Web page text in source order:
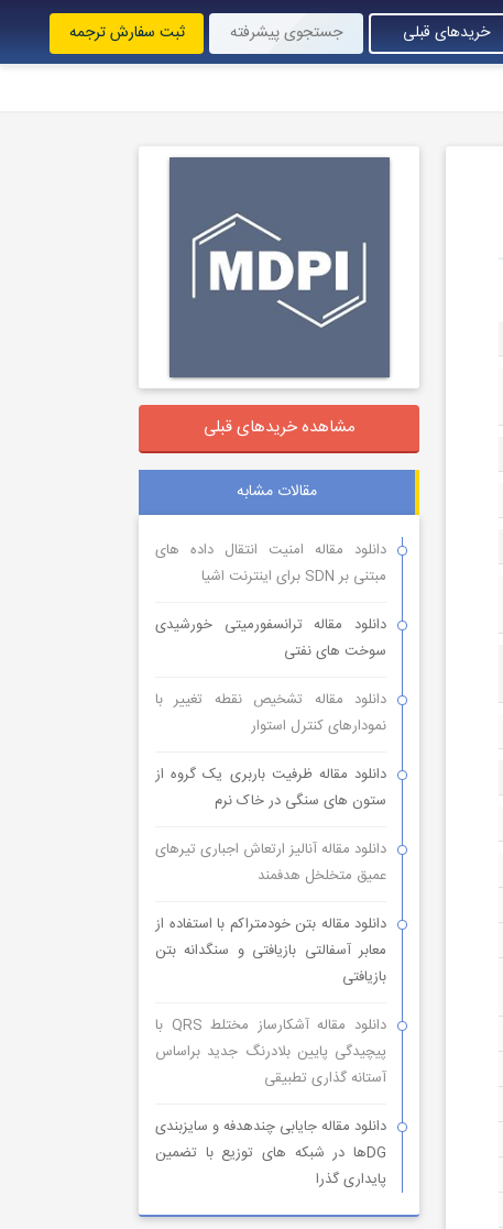
خریدهای قبلی جستجوی پیشرفته ثبت سفارش ترجمه
مشاهده خریدهای قبلی
مقالات مشابه
دانلود مقاله امنیت انتقال داده های
مبتنی بر SDN برای اینترنت اشیا
دانلود مقاله ترانسفورمیتی خورشیدی
سوخت های نفتی
دانلود مقاله تشخیص نقطه تغییر با
نمودارهای کنترل استوار
دانلود مقاله ظرفیت باربری یک گروه از
ستون های سنگی در خاک نرم
دانلود مقاله آنالیز ارتعاش اجباری تیرهای
عمیق متخلخل هدفمند
دانلود مقاله بتن خودمتراکم با استفاده از
معابر آسفالتی بازیافتی و سنگدانه بتن
بازیافتی
دانلود مقاله آشکارساز مختلط QRS با
پیچیدگی پایین بلادرنگ جدید براساس
آستانه گذاری تطبیقی
دانلود مقاله جایابی چندهدفه و سایزبندی
DGها در شبکه های توزیع با تضمین
پایداری گذرا